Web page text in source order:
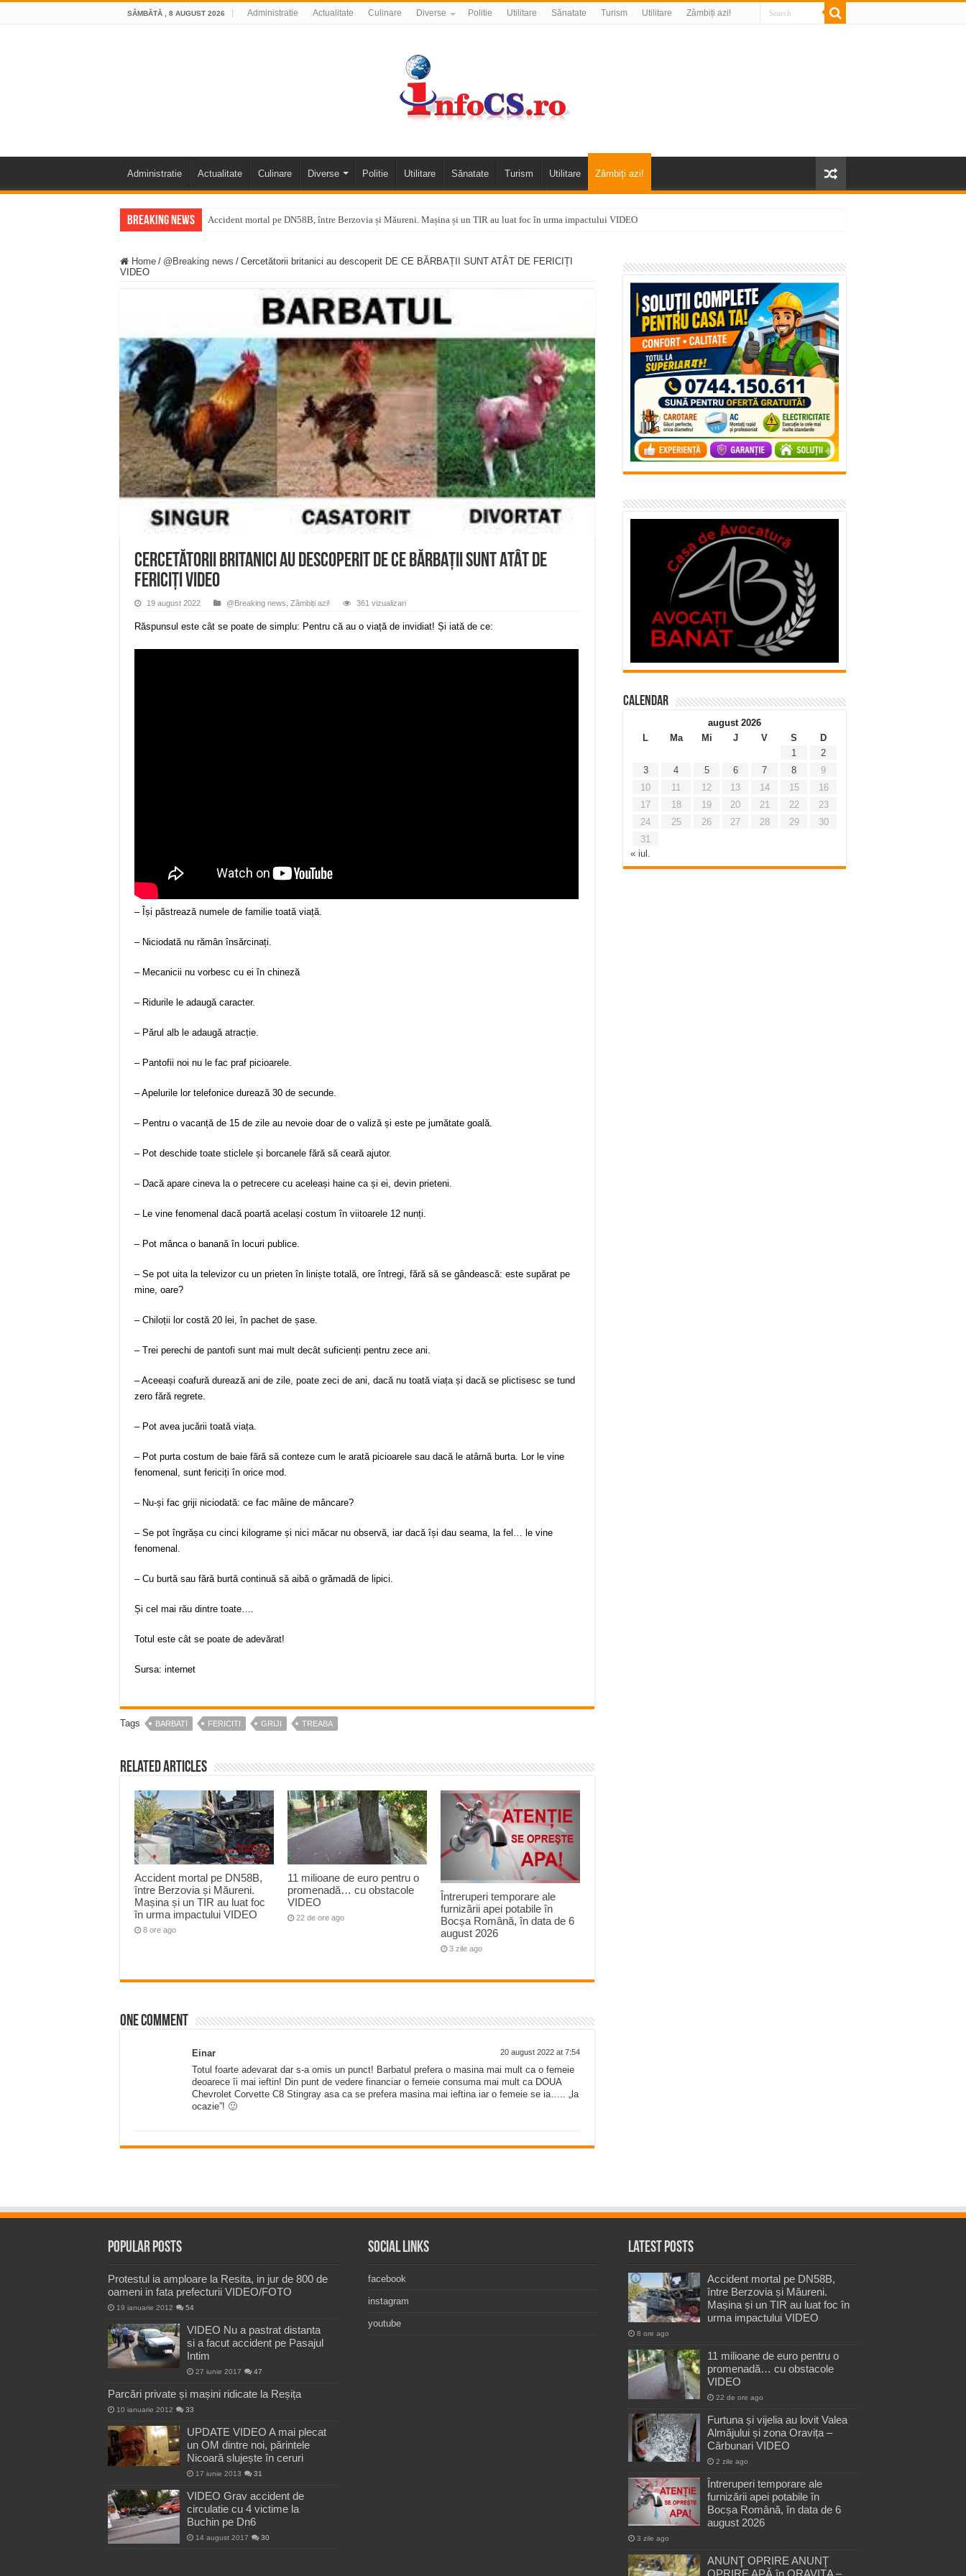
SÂMBĂTĂ , 8 AUGUST 2026 Administratie Actualitate Culinare Diverse Politie Utilitare Sănatate Turism Utilitare Zâmbiți azi!
Administratie Actualitate Culinare Diverse Politie Utilitare Sănatate Turism Utilitare Zâmbiți azi!
Breaking News Accident mortal pe DN58B, între Berzovia și Măureni. Mașina și un TIR au luat foc în urma impactului VIDEO
Furtuna și vijelia au lovit Valea Almăjului și zona Oravița – Cărbunari VIDEO
ANUNŢ OPRIRE ANUNŢ OPRIRE APĂ în ORAVIȚA – 05.08.2026 – avarie
Anunț important – Închidere temporară Podul de Piatră din Herculane
Ștrandul Termal Ring din Oravița – locul unde natura a ascuns un izvor de sănătate VIDEO
Miresme de lavandă, mentă și flori de vară și râsete de copii la Carașova VIDEO
ANUNȚ OPRIRE APĂ în Reșița – avarie – 04.08.2026 – str. Văliugului și Plastomet
ANUNŢ OPRIRE APĂ în CARANSEBEȘ – 04.08.2026 – avarie – Calea Severinului
Home / @Breaking news / Cercetătorii britanici au descoperit DE CE BĂRBAȚII SUNT ATÂT DE FERICIȚI
VIDEO
Cercetătorii britanici au descoperit DE CE BĂRBAȚII SUNT ATÂT DE
FERICIȚI VIDEO
19 august 2022 @Breaking news Zâmbiți azi! 361 vizualizari
Răspunsul este cât se poate de simplu: Pentru că au o viață de invidiat! Și iată de ce:
– Își păstrează numele de familie toată viață.
– Niciodată nu rămân însărcinați.
– Mecanicii nu vorbesc cu ei în chineză
– Ridurile le adaugă caracter.
– Părul alb le adaugă atracție.
– Pantofii noi nu le fac praf picioarele.
– Apelurile lor telefonice durează 30 de secunde.
– Pentru o vacanță de 15 de zile au nevoie doar de o valiză și este pe jumătate goală.
– Pot deschide toate sticlele și borcanele fără să ceară ajutor.
– Dacă apare cineva la o petrecere cu aceleași haine ca și ei, devin prieteni.
– Le vine fenomenal dacă poartă același costum în viitoarele 12 nunți.
– Pot mânca o banană în locuri publice.
– Se pot uita la televizor cu un prieten în liniște totală, ore întregi, fără să se gândească: este supărat pe
mine, oare?
– Chiloții lor costă 20 lei, în pachet de șase.
– Trei perechi de pantofi sunt mai mult decât suficienți pentru zece ani.
– Aceeași coafură durează ani de zile, poate zeci de ani, dacă nu toată viața și dacă se plictisesc se tund
zero fără regrete.
– Pot avea jucării toată viața.
– Pot purta costum de baie fără să conteze cum le arată picioarele sau dacă le atârnă burta. Lor le vine
fenomenal, sunt fericiți în orice mod.
– Nu-și fac griji niciodată: ce fac mâine de mâncare?
– Se pot îngrășa cu cinci kilograme și nici măcar nu observă, iar dacă își dau seama, la fel… le vine
fenomenal.
– Cu burtă sau fără burtă continuă să aibă o grămadă de lipici.
Și cel mai rău dintre toate….
Totul este cât se poate de adevărat!
Sursa: internet
Tags BARBATI FERICITI GRIJI TREABA
Related Articles
Accident mortal pe DN58B,
între Berzovia și Măureni.
Mașina și un TIR au luat foc
în urma impactului VIDEO
8 ore ago
11 milioane de euro pentru o
promenadă… cu obstacole
VIDEO
22 de ore ago
Întreruperi temporare ale
furnizării apei potabile în
Bocșa Română, în data de 6
august 2026
3 zile ago
One comment
Einar 20 august 2022 at 7:54
Totul foarte adevarat dar s-a omis un punct! Barbatul prefera o masina mai mult ca o femeie
deoarece îi mai ieftin! Din punt de vedere financiar o femeie consuma mai mult ca DOUA
Chevrolet Corvette C8 Stingray asa ca se prefera masina mai ieftina iar o femeie se ia….. „la
ocazie”! 🙂
Calendar
august 2026
L
Ma Mi J V S
D
1
2
3
4 5 6 7 8
9
10
11 12 13 14 15
16
17
18 19 20 21 22
23
24
25 26 27 28 29
30
31
« iul.
Popular Posts
Protestul ia amploare la Resita, in jur de 800 de
oameni in fata prefecturii VIDEO/FOTO
19 ianuarie 2012 54
VIDEO Nu a pastrat distanta
si a facut accident pe Pasajul
Intim
27 iunie 2017 47
Parcări private și mașini ridicate la Reșița
10 ianuarie 2012 33
UPDATE VIDEO A mai plecat
un OM dintre noi, părintele
Nicoară slujește în ceruri
17 iunie 2013 31
VIDEO Grav accident de
circulatie cu 4 victime la
Buchin pe Dn6
14 august 2017 30
Social Links
facebook
instagram
youtube
Latest Posts
Accident mortal pe DN58B,
între Berzovia și Măureni.
Mașina și un TIR au luat foc în
urma impactului VIDEO
8 ore ago
11 milioane de euro pentru o
promenadă… cu obstacole
VIDEO
22 de ore ago
Furtuna și vijelia au lovit Valea
Almăjului și zona Oravița –
Cărbunari VIDEO
2 zile ago
Întreruperi temporare ale
furnizării apei potabile în
Bocșa Română, în data de 6
august 2026
3 zile ago
ANUNŢ OPRIRE ANUNŢ